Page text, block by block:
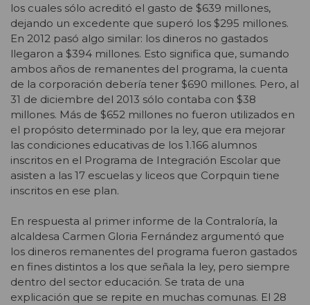
los cuales sólo acreditó el gasto de $639 millones,
dejando un excedente que superó los $295 millones.
En 2012 pasó algo similar: los dineros no gastados
llegaron a $394 millones. Esto significa que, sumando
ambos años de remanentes del programa, la cuenta
de la corporación debería tener $690 millones. Pero, al
31 de diciembre del 2013 sólo contaba con $38
millones. Más de $652 millones no fueron utilizados en
el propósito determinado por la ley, que era mejorar
las condiciones educativas de los 1.166 alumnos
inscritos en el Programa de Integración Escolar que
asisten a las 17 escuelas y liceos que Corpquin tiene
inscritos en ese plan.
En respuesta al primer informe de la Contraloría, la
alcaldesa Carmen Gloria Fernández argumentó que
los dineros remanentes del programa fueron gastados
en fines distintos a los que señala la ley, pero siempre
dentro del sector educación. Se trata de una
explicación que se repite en muchas comunas. El 28